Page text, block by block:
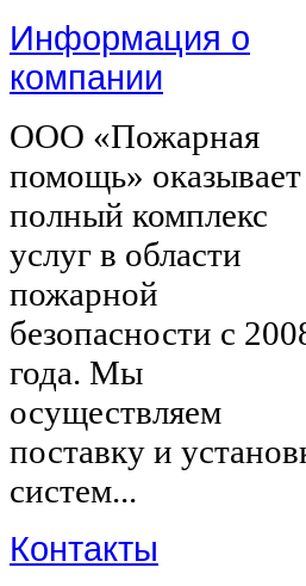
Информация о
компании
ООО «Пожарная
помощь» оказывает
полный комплекс
услуг в области
пожарной
безопасности с
года. Мы
осуществляем
поставку и
систем...
Контакты